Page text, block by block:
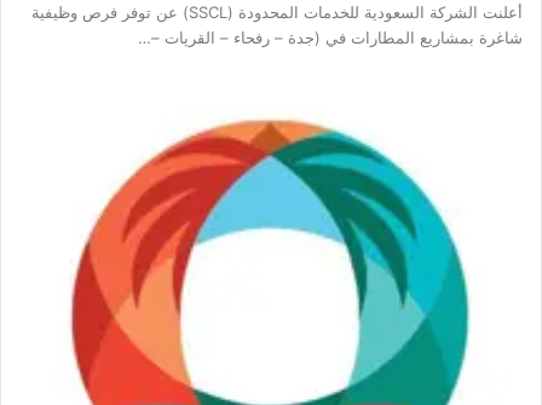
أعلنت الشركة السعودية للخدمات المحدودة (SSCL) عن توفر فرص وظيفية
شاغرة بمشاريع المطارات في (جدة – رفحاء – القريات –…